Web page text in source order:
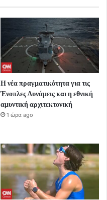
Η νέα πραγματικότητα για τις
Ένοπλες Δυνάμεις και η εθνική
αμυντική αρχιτεκτονική
1 ώρα ago